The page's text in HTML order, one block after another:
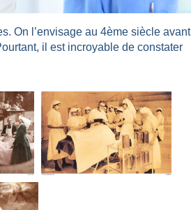
On l’envisage au 4ème siècle avant
il est incroyable de constater